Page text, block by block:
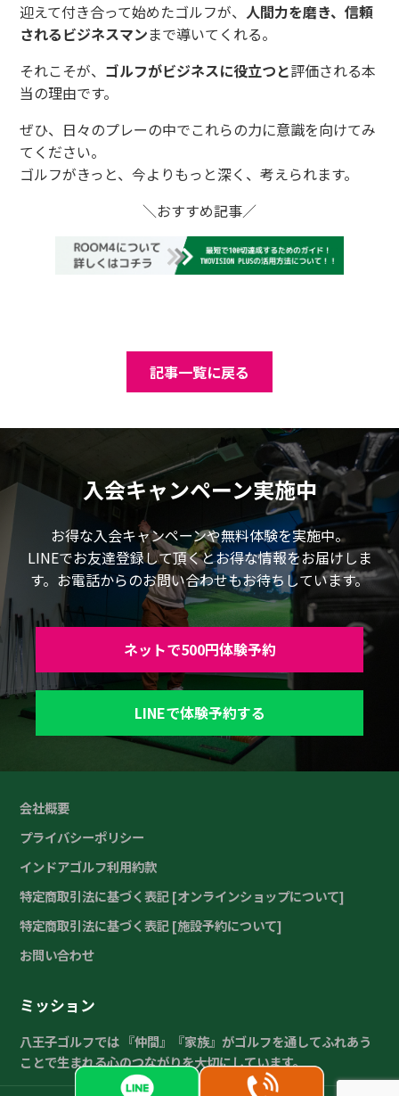
迎えて付き合って始めたゴルフが、人間力を磨き、信頼
されるビジネスマンまで導いてくれる。
それこそが、 ゴルフがビジネスに役立つと評価される本
当の理由です。
ぜひ、日々のプレーの中でこれらの力に意識を向けてみ
てください。
ゴルフがきっと、今よりもっと深く、考えられます。
＼おすすめ記事／
記事一覧に戻る
入会キャンペーン実施中
お得な入会キャンペーンや無料体験を実施中。
LINEでお友達登録して頂くとお得な情報をお届けしま
す。お電話からのお問い合わせもお待ちしています。
ネットで500円体験予約
LINEで体験予約する
会社概要
プライバシーポリシー
インドアゴルフ利用約款
特定商取引法に基づく表記 [オンラインショップについて]
特定商取引法に基づく表記 [施設予約について]
お問い合わせ
ミッション
八王子ゴルフでは 『仲間』『家族』がゴルフを通してふれあう
ことで生まれる心のつながりを大切にしています。